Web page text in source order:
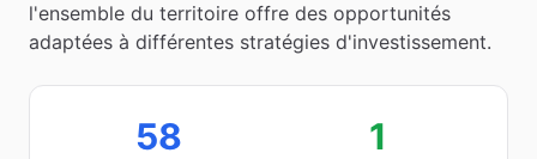
l'ensemble du territoire offre des opportunités
adaptées à différentes stratégies d'investissement.
58 1